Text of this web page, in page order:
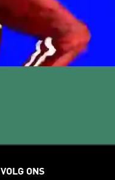
VOLG ONS